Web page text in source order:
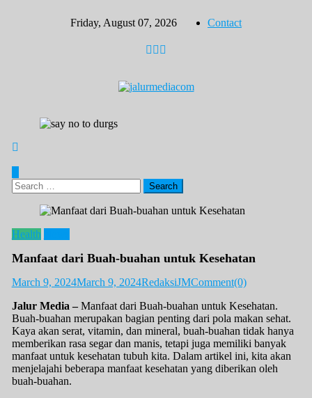
Friday, August 07, 2026 Contact
Search
for:
Health
Manfaat dari Buah-buahan untuk Kesehatan
March 9, 2024March 9, 2024RedaksiJMComment(0)
Jalur Media –Manfaat dari Buah-buahan untuk Kesehatan.
Buah-buahan merupakan bagian penting dari pola makan sehat.
Kaya akan serat, vitamin, dan mineral, buah-buahan tidak hanya
memberikan rasa segar dan manis, tetapi juga memiliki banyak
manfaat untuk kesehatan tubuh kita. Dalam artikel ini, kita akan
menjelajahi beberapa manfaat kesehatan yang diberikan oleh
buah-buahan.